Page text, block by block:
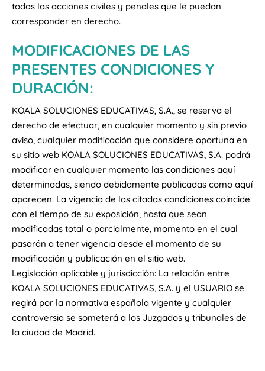
todas las acciones civiles y penales que le puedan
corresponder en derecho.
MODIFICACIONES DE LAS
PRESENTES CONDICIONES Y
DURACIÓN:
KOALA SOLUCIONES EDUCATIVAS, S.A., se reserva el
derecho de efectuar, en cualquier momento y sin previo
aviso, cualquier modificación que considere oportuna en
su sitio web KOALA SOLUCIONES EDUCATIVAS, S.A. podrá
modificar en cualquier momento las condiciones aquí
determinadas, siendo debidamente publicadas como aquí
aparecen. La vigencia de las citadas condiciones coincide
con el tiempo de su exposición, hasta que sean
modificadas total o parcialmente, momento en el cual
pasarán a tener vigencia desde el momento de su
modificación y publicación en el sitio web.
Legislación aplicable y jurisdicción: La relación entre
KOALA SOLUCIONES EDUCATIVAS, S.A. y el USUARIO se
regirá por la normativa española vigente y cualquier
controversia se someterá a los Juzgados y tribunales de
la ciudad de Madrid.